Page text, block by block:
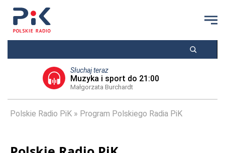
Słuchaj teraz
Muzyka i sport do 21:00
Małgorzata Burchardt
Polskie Radio PiK Program Polskiego Radia PiK